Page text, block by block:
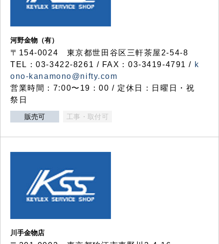
河野金物（有）
〒154-0024 東京都世田谷区三軒茶屋2-54-8
TEL：03-3422-8261 / FAX：03-3419-4791 / k
ono-kanamono@nifty.com
営業時間：7:00〜19：00 / 定休日：日曜日・祝
祭日
販売可 工事・取付可
川手金物店